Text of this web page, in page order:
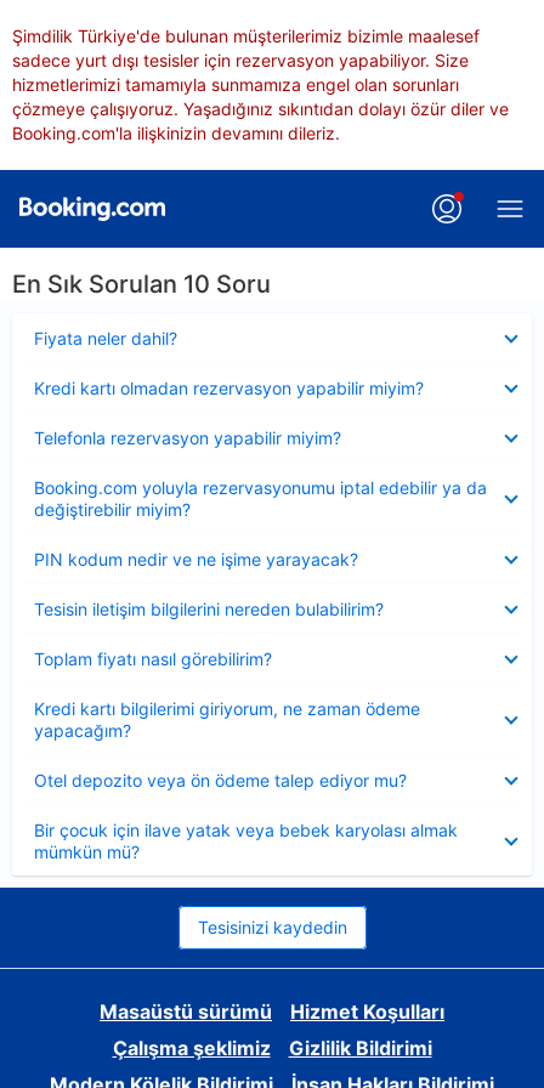
Şimdilik Türkiye'de bulunan müşterilerimiz bizimle maalesef
sadece yurt dışı tesisler için rezervasyon yapabiliyor. Size
hizmetlerimizi tamamıyla sunmamıza engel olan sorunları
çözmeye çalışıyoruz. Yaşadığınız sıkıntıdan dolayı özür diler ve
Booking.com'la ilişkinizin devamını dileriz.
En Sık Sorulan 10 Soru
Fiyata neler dahil?
Kredi kartı olmadan rezervasyon yapabilir miyim?
Telefonla rezervasyon yapabilir miyim?
Booking.com yoluyla rezervasyonumu iptal edebilir ya da
değiştirebilir miyim?
PIN kodum nedir ve ne işime yarayacak?
Tesisin iletişim bilgilerini nereden bulabilirim?
Toplam fiyatı nasıl görebilirim?
Kredi kartı bilgilerimi giriyorum, ne zaman ödeme
yapacağım?
Otel depozito veya ön ödeme talep ediyor mu?
Bir çocuk için ilave yatak veya bebek karyolası almak
mümkün mü?
Tesisinizi kaydedin
Masaüstü sürümü
Hizmet Koşulları
Çalışma şeklimiz
Gizlilik Bildirimi